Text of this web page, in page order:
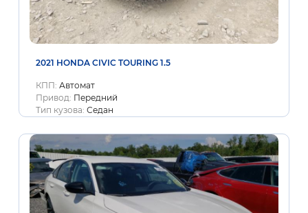
2021 HONDA CIVIC TOURING 1.5
КПП: Автомат
Привод: Передний
Тип кузова: Седан